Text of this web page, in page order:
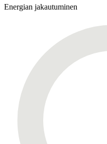
Energian jakautuminen